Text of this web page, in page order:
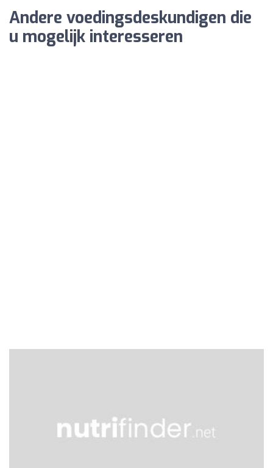
Andere voedingsdeskundigen die
u mogelijk interesseren